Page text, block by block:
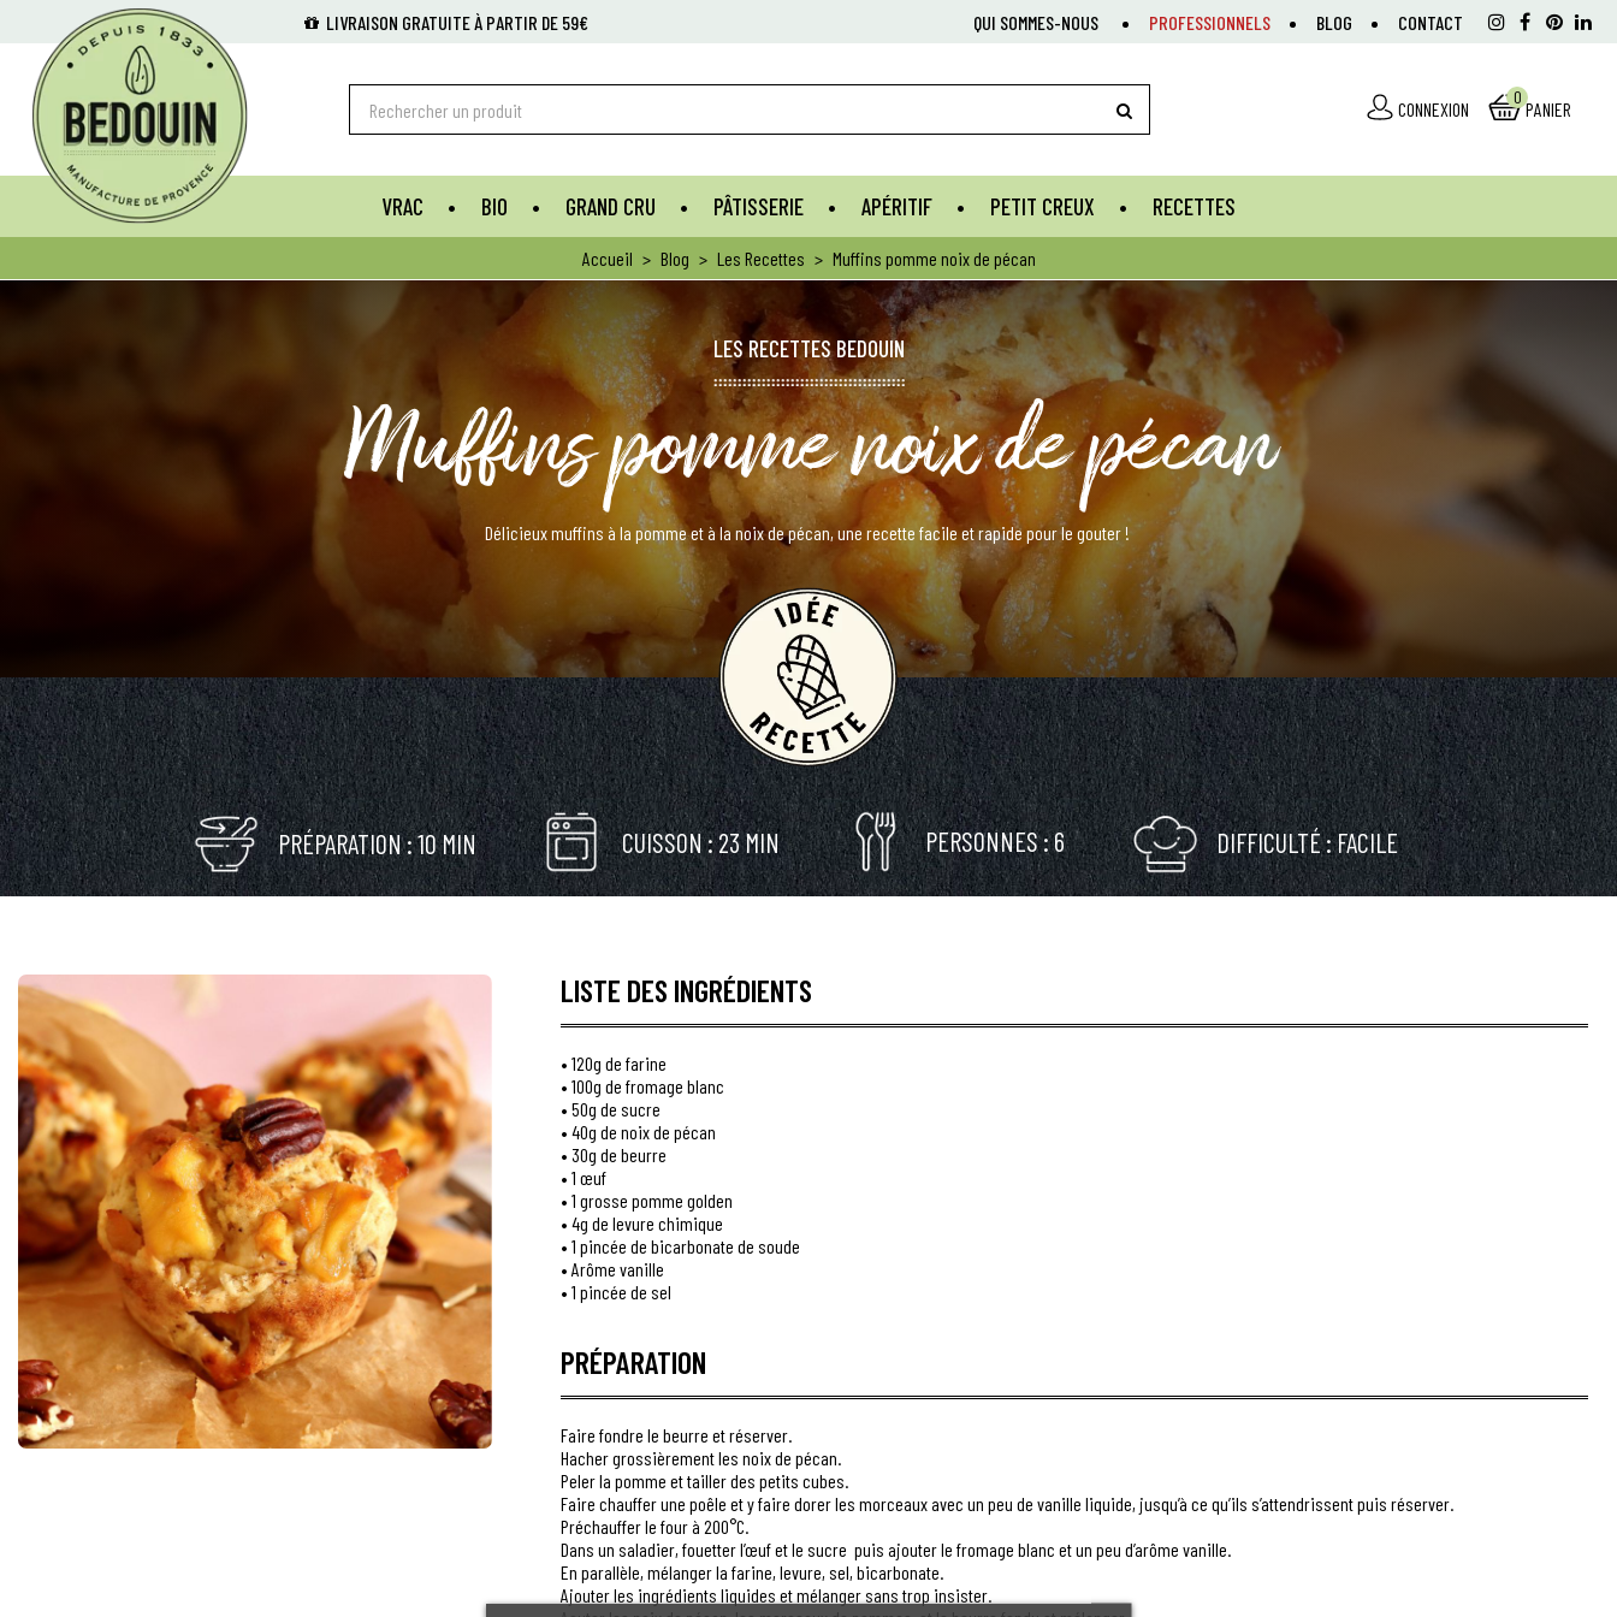
LIVRAISON GRATUITE À PARTIR DE 59€ QUI SOMMES-NOUS PROFESSIONNELS BLOG CONTACT
CONNEXION
0
PANIER
VRAC BIO GRAND CRU PÂTISSERIE APÉRITIF PETIT CREUX RECETTES
Accueil > Blog > Les Recettes > Muffins pomme noix de pécan
LES RECETTES BEDOUIN
Muffins pomme noix de pécan
Délicieux muffins à la pomme et à la noix de pécan, une recette facile et rapide pour le gouter !
PRÉPARATION : 10 MIN CUISSON : 23 MIN PERSONNES : 6 DIFFICULTÉ : FACILE
LISTE DES INGRÉDIENTS
• 120g de farine
• 100g de fromage blanc
• 50g de sucre
• 40g de noix de pécan
• 30g de beurre
• 1 œuf
• 1 grosse pomme golden
• 4g de levure chimique
• 1 pincée de bicarbonate de soude
• Arôme vanille
• 1 pincée de sel
PRÉPARATION
Faire fondre le beurre et réserver.
Hacher grossièrement les noix de pécan.
Peler la pomme et tailler des petits cubes.
Faire chauffer une poêle et y faire dorer les morceaux avec un peu de vanille liquide, jusqu’à ce qu’ils s’attendrissent puis réserver.
Préchauffer le four à 200°C.
Dans un saladier, fouetter l’œuf et le sucre puis ajouter le fromage blanc et un peu d’arôme vanille.
En parallèle, mélanger la farine, levure, sel, bicarbonate.
Ajouter les ingrédients liquides et mélanger sans trop insister.